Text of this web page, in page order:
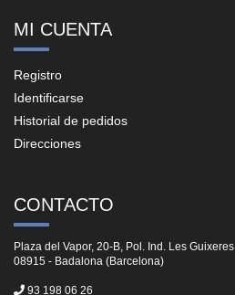
MI CUENTA
Registro
Identificarse
Historial de pedidos
Direcciones
CONTACTO
Plaza del Vapor, 20-B, Pol. Ind. Les Guixeres
08915 - Badalona (Barcelona)
93 198 06 26